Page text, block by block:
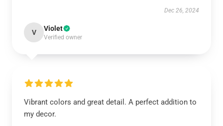
Dec 26, 2024
V Violet
Verified owner
Vibrant colors and great detail. A perfect addition to
my decor.